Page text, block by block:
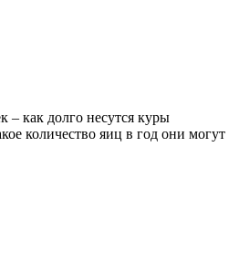
– как долго несутся куры
количество яиц в год они могут